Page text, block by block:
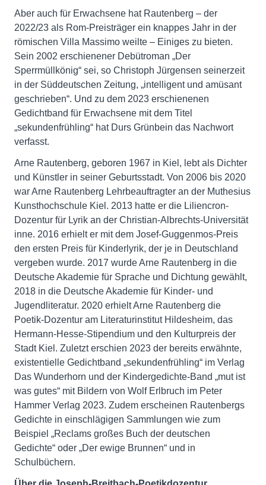
Aber auch für Erwachsene hat Rautenberg – der
2022/23 als Rom-Preisträger ein knappes Jahr in der
römischen Villa Massimo weilte – Einiges zu bieten.
Sein 2002 erschienener Debütroman „Der
Sperrmüllkönig“ sei, so Christoph Jürgensen seinerzeit
in der Süddeutschen Zeitung, „intelligent und amüsant
geschrieben“. Und zu dem 2023 erschienenen
Gedichtband für Erwachsene mit dem Titel
„sekundenfrühling“ hat Durs Grünbein das Nachwort
verfasst.
Arne Rautenberg, geboren 1967 in Kiel, lebt als Dichter
und Künstler in seiner Geburtsstadt. Von 2006 bis 2020
war Arne Rautenberg Lehrbeauftragter an der Muthesius
Kunsthochschule Kiel. 2013 hatte er die Liliencron-
Dozentur für Lyrik an der Christian-Albrechts-Universität
inne. 2016 erhielt er mit dem Josef-Guggenmos-Preis
den ersten Preis für Kinderlyrik, der je in Deutschland
vergeben wurde. 2017 wurde Arne Rautenberg in die
Deutsche Akademie für Sprache und Dichtung gewählt,
2018 in die Deutsche Akademie für Kinder- und
Jugendliteratur. 2020 erhielt Arne Rautenberg die
Poetik-Dozentur am Literaturinstitut Hildesheim, das
Hermann-Hesse-Stipendium und den Kulturpreis der
Stadt Kiel. Zuletzt erschien 2023 der bereits erwähnte,
existentielle Gedichtband „sekundenfrühling“ im Verlag
Das Wunderhorn und der Kindergedichte-Band „mut ist
was gutes“ mit Bildern von Wolf Erlbruch im Peter
Hammer Verlag 2023. Zudem erscheinen Rautenbergs
Gedichte in einschlägigen Sammlungen wie zum
Beispiel „Reclams großes Buch der deutschen
Gedichte“ oder „Der ewige Brunnen“ und in
Schulbüchern.